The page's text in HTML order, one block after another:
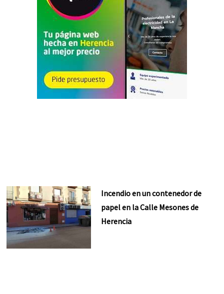
Incendio en un contenedor de
papel en la Calle Mesones de
Herencia